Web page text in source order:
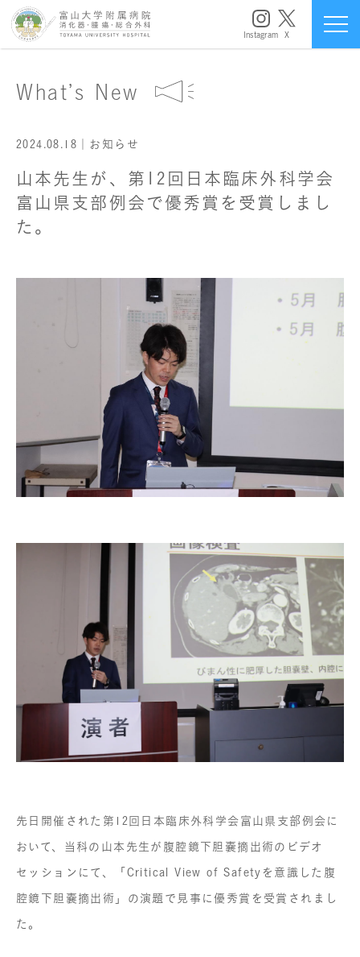
Instagram X
What’s New
2024.08.18 ｜お知らせ
山本先生が、第12回日本臨床外科学会
富山県支部例会で優秀賞を受賞しまし
た。
先日開催された第12回日本臨床外科学会富山県支部例会に
おいて、当科の山本先生が腹腔鏡下胆嚢摘出術のビデオ
セッションにて、「Critical View of Safetyを意識した腹
腔鏡下胆嚢摘出術」の演題で見事に優秀賞を受賞されまし
た。